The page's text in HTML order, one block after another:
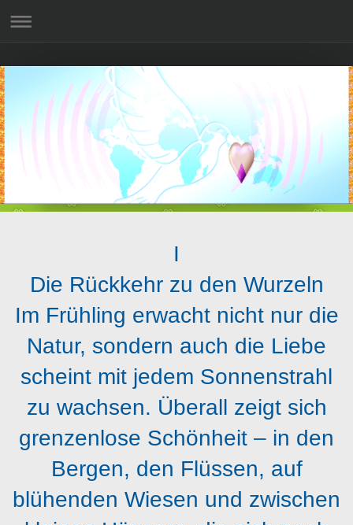
I
Die Rückkehr zu den Wurzeln
Im Frühling erwacht nicht nur die
Natur, sondern auch die Liebe
scheint mit jedem Sonnenstrahl
zu wachsen. Überall zeigt sich
grenzenlose Schönheit – in den
Bergen, den Flüssen, auf
blühenden Wiesen und zwischen